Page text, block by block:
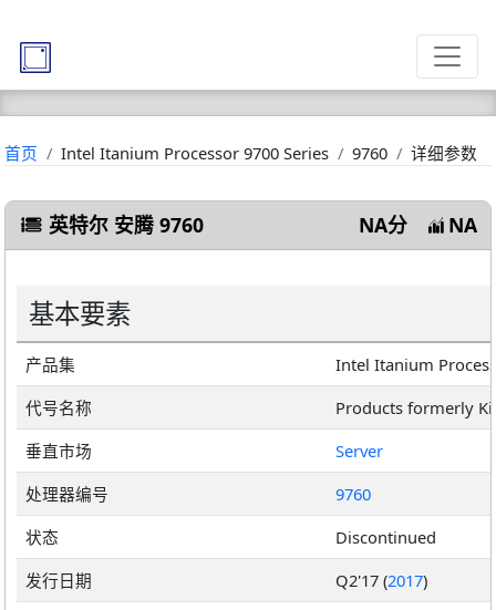
首页 Intel Itanium Processor 9700 Series 9760 详细参数
英特尔 安腾 9760 NA分 NA
基本要素
产品集
Intel Itanium
代号名称
Products formerly
垂直市场
Server
处理器编号
9760
状态
Discontinued
发行日期
Q2'17 (2017)